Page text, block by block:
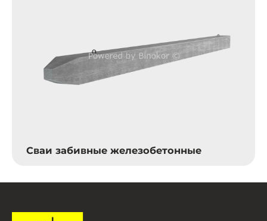
Сваи забивные железобетонные